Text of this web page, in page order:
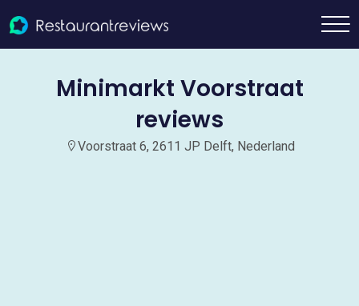
Minimarkt Voorstraat
reviews
Voorstraat 6, 2611 JP Delft, Nederland